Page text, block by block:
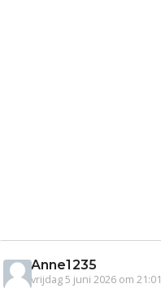
Anne1235
vrijdag 5 juni 2026 om 21:01